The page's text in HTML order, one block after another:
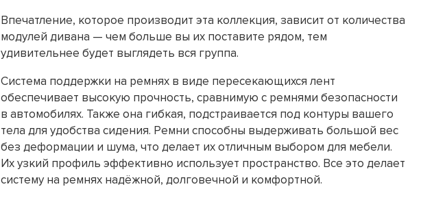
Впечатление, которое производит эта коллекция, зависит от количества
модулей дивана — чем больше вы их поставите рядом, тем
удивительнее будет выглядеть вся группа.
Система поддержки на ремнях в виде пересекающихся лент
обеспечивает высокую прочность, сравнимую с ремнями безопасности
в автомобилях. Также она гибкая, подстраивается под контуры вашего
тела для удобства сидения. Ремни способны выдерживать большой вес
без деформации и шума, что делает их отличным выбором для мебели.
Их узкий профиль эффективно использует пространство. Все это делает
систему на ремнях надёжной, долговечной и комфортной.